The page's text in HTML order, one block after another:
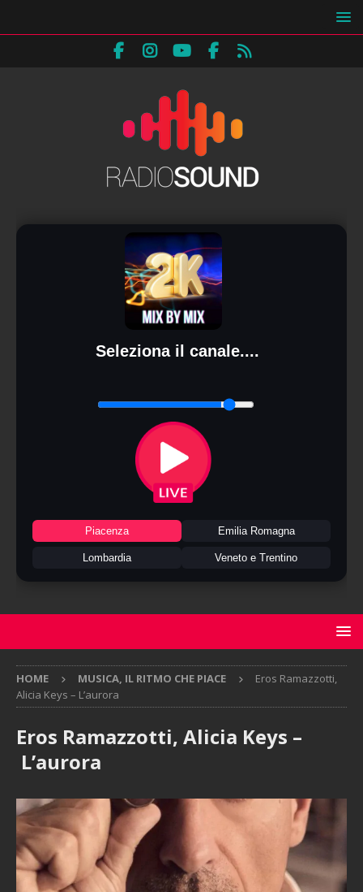
Seleziona il canale....
Piacenza Emilia Romagna
Lombardia Veneto e Trentino
HOME MUSICA, IL RITMO CHE PIACE
Eros Ramazzotti,
Alicia Keys – L’aurora
Eros Ramazzotti, Alicia Keys –
L’aurora